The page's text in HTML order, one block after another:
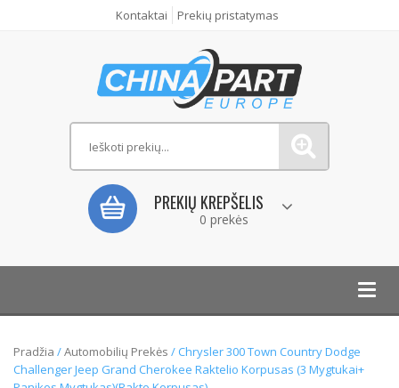
Kontaktai Prekių pristatymas
PREKIŲ KREPŠELIS
0 prekės
Pradžia /Automobilių Prekės / Chrysler 300 Town Country Dodge
Challenger Jeep Grand Cherokee Raktelio Korpusas (3 Mygtukai+